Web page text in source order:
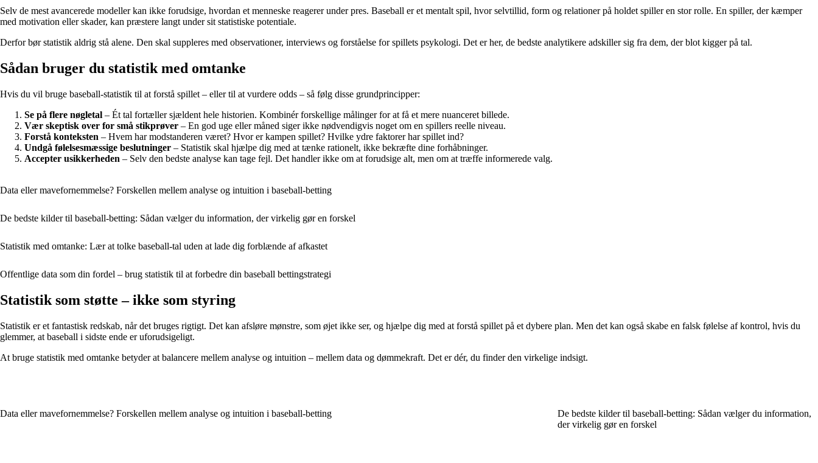
Selv de mest avancerede modeller kan ikke forudsige, hvordan et menneske reagerer under pres. Baseball er et mentalt spil, hvor selvtillid, form og relationer på holdet spiller en stor rolle. En spiller, der kæmper
med motivation eller skader, kan præstere langt under sit statistiske potentiale.
Derfor bør statistik aldrig stå alene. Den skal suppleres med observationer, interviews og forståelse for spillets psykologi. Det er her, de bedste analytikere adskiller sig fra dem, der blot kigger på tal.
Sådan bruger du statistik med omtanke
Hvis du vil bruge baseball-statistik til at forstå spillet – eller til at vurdere odds – så følg disse grundprincipper:
Se på flere nøgletal – Ét tal fortæller sjældent hele historien. Kombinér forskellige målinger for at få et mere nuanceret billede.
Vær skeptisk over for små stikprøver – En god uge eller måned siger ikke nødvendigvis noget om en spillers reelle niveau.
Forstå konteksten – Hvem har modstanderen været? Hvor er kampen spillet? Hvilke ydre faktorer har spillet ind?
Undgå følelsesmæssige beslutninger – Statistik skal hjælpe dig med at tænke rationelt, ikke bekræfte dine forhåbninger.
Accepter usikkerheden – Selv den bedste analyse kan tage fejl. Det handler ikke om at forudsige alt, men om at træffe informerede valg.
Data eller mavefornemmelse? Forskellen mellem analyse og intuition i baseball-betting
De bedste kilder til baseball-betting: Sådan vælger du information, der virkelig gør en forskel
Statistik med omtanke: Lær at tolke baseball-tal uden at lade dig forblænde af afkastet
Offentlige data som din fordel – brug statistik til at forbedre din baseball bettingstrategi
Statistik som støtte – ikke som styring
Statistik er et fantastisk redskab, når det bruges rigtigt. Det kan afsløre mønstre, som øjet ikke ser, og hjælpe dig med at forstå spillet på et dybere plan. Men det kan også skabe en falsk følelse af kontrol, hvis du
glemmer, at baseball i sidste ende er uforudsigeligt.
At bruge statistik med omtanke betyder at balancere mellem analyse og intuition – mellem data og dømmekraft. Det er dér, du finder den virkelige indsigt.
Data eller mavefornemmelse? Forskellen mellem analyse og intuition i baseball-betting
De bedste kilder til baseball-betting: Sådan vælger du information,
der virkelig gør en forskel